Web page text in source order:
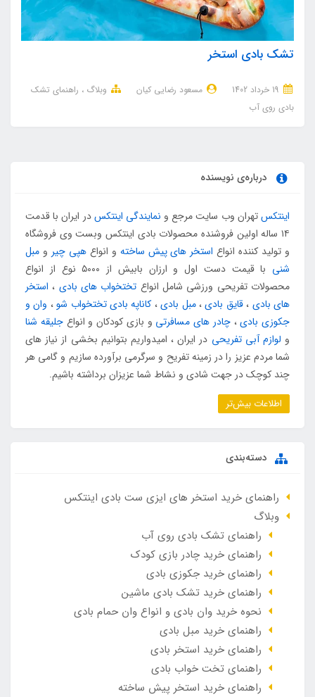
تشک بادی استخر
مسعود رضایی کیان وبلاگ
راهنمای تشک
بادی روی آب
درباره‌ی نویسنده
اینتکستهران وب سایت مرجع و نمایندگی اینتکسدر ایران با قدمت
۱۴ ساله اولین فروشنده محصولات بادی اینتکس وبست وی فروشگاه
و تولید کننده انواع استخر های پیش ساخته و انواعهپی چیر و مبل
شنی
با قیمت دست اول و ارزان بابیش از ۵۰۰۰ نوع از انواع
محصولات تفریحی ورزشی شامل انواع تختخواب های بادی ، استخر
های بادی ،قایق بادی،مبل بادی، کاناپه بادی تختخواب شو، وان و
جکوزی بادی،چادر های مسافرتی و بازی کودکان و انواعجلیقه شنا
و لوازم آبی تفریحی در ایران ، امیدواریم بتوانیم بخشی از نیاز های
شما مردم عزیز را در زمینه تفریح و سرگرمی برآورده سازیم و گامی هر
چند کوچک در جهت شادی و نشاط شما عزیزان برداشته باشیم.
اطلاعات بیش‌تر
دسته‌بندی
راهنمای خرید استخر های ایزی ست بادی اینتکس
وبلاگ
راهنمای تشک بادی روی آب
راهنمای خرید چادر بازی کودک
راهنمای خرید جکوزی بادی
راهنمای خرید تشک بادی ماشین
نحوه خرید وان بادی و انواع وان حمام بادی
راهنمای خرید مبل بادی
راهنمای خرید استخر بادی
راهنمای تخت خواب بادی
راهنمای خرید استخر پیش ساخته